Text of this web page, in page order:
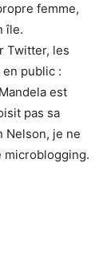
femme,
île.
Twitter, les
public :
est
pas sa
Nelson, je ne
microblogging.